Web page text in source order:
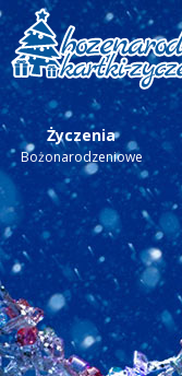
Życzenia
Bożonarodzeniowe